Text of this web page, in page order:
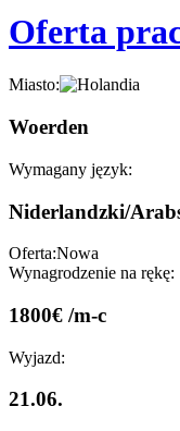
Oferta
Miasto:
Woerden
Wymagany język:
Niderlandzki/
Oferta:Nowa
Wynagrodzenie na rękę:
1800€ /m-c
Wyjazd:
21.06.